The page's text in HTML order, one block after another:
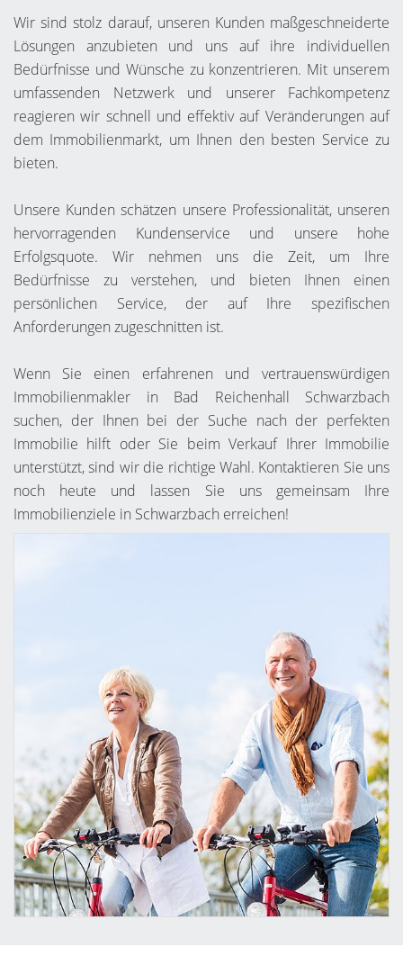
Wir sind stolz darauf, unseren Kunden maßgeschneiderte
Lösungen anzubieten und uns auf ihre individuellen
Bedürfnisse und Wünsche zu konzentrieren. Mit unserem
umfassenden Netzwerk und unserer Fachkompetenz
reagieren wir schnell und effektiv auf Veränderungen auf
dem Immobilienmarkt, um Ihnen den besten Service zu
bieten.
Unsere Kunden schätzen unsere Professionalität, unseren
hervorragenden Kundenservice und unsere hohe
Erfolgsquote. Wir nehmen uns die Zeit, um Ihre
Bedürfnisse zu verstehen, und bieten Ihnen einen
persönlichen Service, der auf Ihre spezifischen
Anforderungen zugeschnitten ist.
Wenn Sie einen erfahrenen und vertrauenswürdigen
Immobilienmakler in Bad Reichenhall Schwarzbach
suchen, der Ihnen bei der Suche nach der perfekten
Immobilie hilft oder Sie beim Verkauf Ihrer Immobilie
unterstützt, sind wir die richtige Wahl. Kontaktieren Sie uns
noch heute und lassen Sie uns gemeinsam Ihre
Immobilienziele in Schwarzbach erreichen!